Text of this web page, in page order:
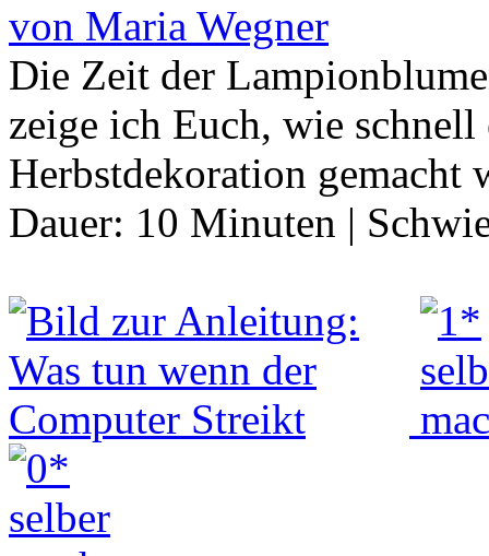
von Maria Wegner
Die Zeit der
zeige ich Euch, wie schnell
Herbstdekoration gemacht
Dauer: 10 Minuten |